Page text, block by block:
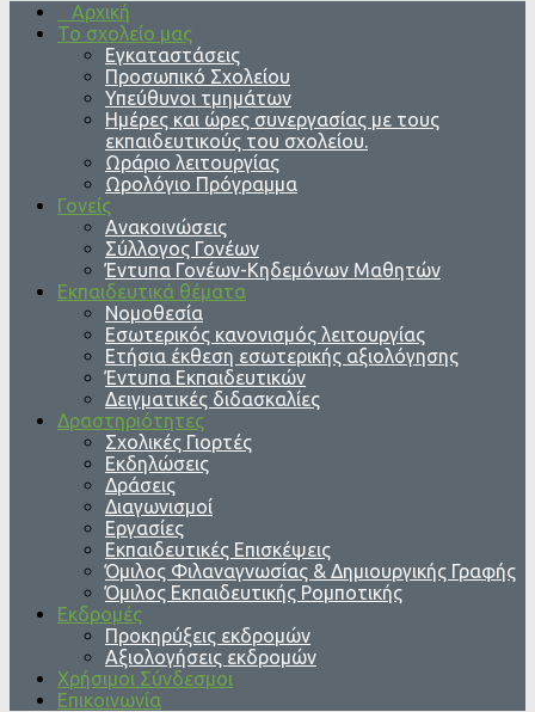
Αρχική
Το σχολείο μας
Εγκαταστάσεις
Προσωπικό Σχολείου
Υπεύθυνοι τμημάτων
Ημέρες και ώρες συνεργασίας με τους
εκπαιδευτικούς του σχολείου.
Ωράριο λειτουργίας
Ωρολόγιο Πρόγραμμα
Γονείς
Ανακοινώσεις
Σύλλογος Γονέων
Έντυπα Γονέων-Κηδεμόνων Μαθητών
Εκπαιδευτικά θέματα
Νομοθεσία
Εσωτερικός κανονισμός λειτουργίας
Ετήσια έκθεση εσωτερικής αξιολόγησης
Έντυπα Εκπαιδευτικών
Δειγματικές διδασκαλίες
Δραστηριότητες
Σχολικές Γιορτές
Εκδηλώσεις
Δράσεις
Διαγωνισμοί
Εργασίες
Εκπαιδευτικές Επισκέψεις
Όμιλος Φιλαναγνωσίας & Δημιουργικής Γραφής
Όμιλος Εκπαιδευτικής Ρομποτικής
Εκδρομές
Προκηρύξεις εκδρομών
Αξιολογήσεις εκδρομών
Χρήσιμοι Σύνδεσμοι
Επικοινωνία